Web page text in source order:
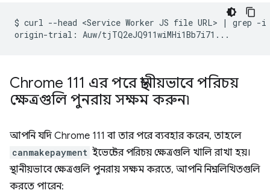
$ curl --head <Service Worker JS file URL> | grep -i
origin-trial:
Chrome 111 এর পরে স্থানীয়ভাবে পরিচয়
ক্ষেত্রগুলি পুনরায় সক্ষম করুন৷
আপনি যদি Chrome 111 বা তার পরে ব্যবহার করেন, তাহলে
canmakepayment ইভেন্টের পরিচয় ক্ষেত্রগুলি খালি রাখা হয়।
স্থানীয়ভাবে ক্ষেত্রগুলি পুনরায় সক্ষম করতে, আপনি নিম্নলিখিতগুলি
করতে পারেন: